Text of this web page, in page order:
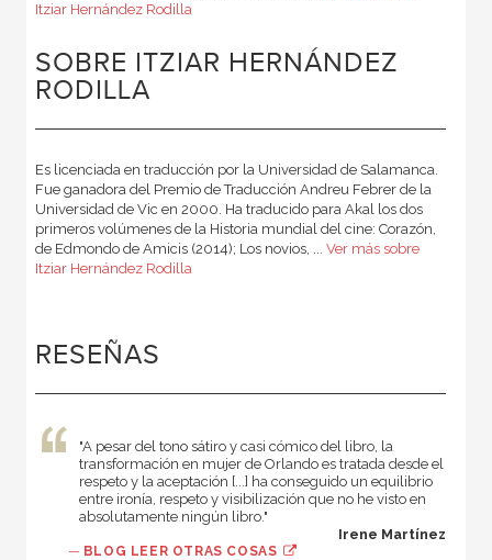
Itziar Hernández Rodilla
SOBRE ITZIAR HERNÁNDEZ
RODILLA
Es licenciada en traducción por la Universidad de Salamanca.
Fue ganadora del Premio de Traducción Andreu Febrer de la
Universidad de Vic en 2000. Ha traducido para Akal los dos
primeros volúmenes de la Historia mundial del cine: Corazón,
de Edmondo de Amicis (2014); Los novios, ... Ver más sobre
Itziar Hernández Rodilla
RESEÑAS
"A pesar del tono sátiro y casi cómico del libro, la
transformación en mujer de Orlando es tratada desde el
respeto y la aceptación [...] ha conseguido un equilibrio
entre ironía, respeto y visibilización que no he visto en
absolutamente ningún libro."
Irene Martínez
— BLOG LEER OTRAS COSAS